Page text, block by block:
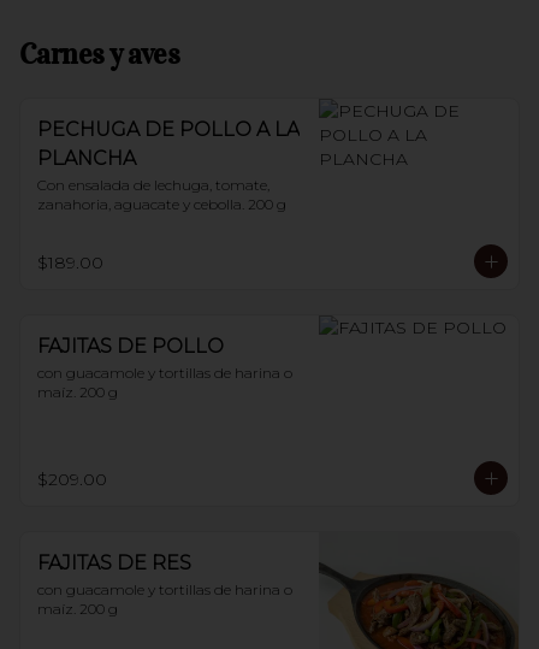
Carnes y aves
PECHUGA DE POLLO A LA
PLANCHA
Con ensalada de lechuga, tomate,
zanahoria, aguacate y cebolla. 200 g
$189.00
FAJITAS DE POLLO
con guacamole y tortillas de harina o
maíz. 200 g
$209.00
FAJITAS DE RES
con guacamole y tortillas de harina o
maíz. 200 g